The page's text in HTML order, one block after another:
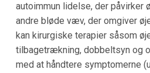
autoimmun lidelse, der påvirker
andre bløde væv, der omgiver
kan kirurgiske terapier såsom
tilbagetrækning, dobbeltsyn og
med at håndtere symptomerne